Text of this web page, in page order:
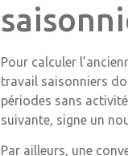
Pour calculer
travail saisonniers
périodes sans
suivante, signe un
Par ailleurs, une